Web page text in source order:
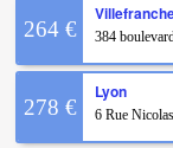
264 € 384
278 €
Lyon
6 Rue